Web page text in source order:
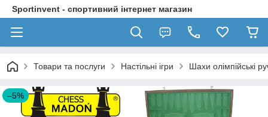
Sportinvent - спортивний інтернет магазин
Товари та послуги Настільні ігри Шахи олімпійські
–5%